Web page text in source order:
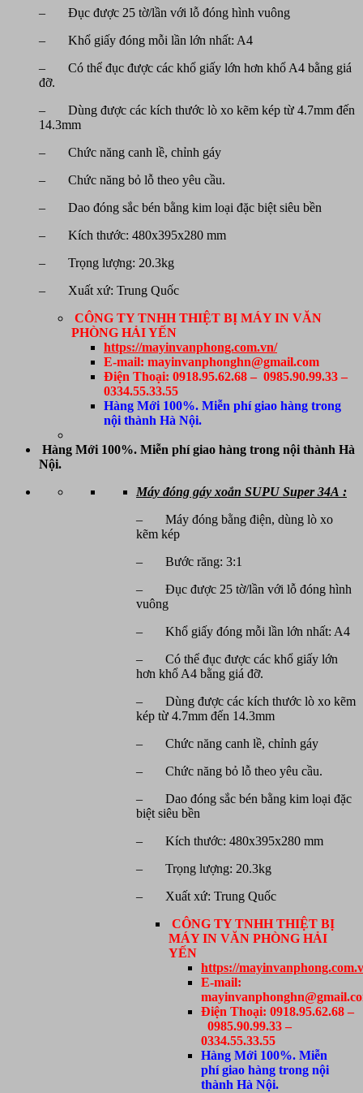
– Đục được 25 tờ/lần với lỗ đóng hình vuông
– Khổ giấy đóng mỗi lần lớn nhất: A4
– Có thể đục được các khổ giấy lớn hơn khổ A4 bằng giá
đỡ.
– Dùng được các kích thước lò xo kẽm kép từ 4.7mm đến
14.3mm
– Chức năng canh lề, chỉnh gáy
– Chức năng bỏ lỗ theo yêu cầu.
– Dao đóng sắc bén bằng kim loại đặc biệt siêu bền
– Kích thước: 480x395x280 mm
– Trọng lượng: 20.3kg
– Xuất xứ: Trung Quốc
CÔNG TY TNHH THIỆT BỊ MÁY IN VĂN
PHÒNG HẢI YẾN
https://mayinvanphong.com.vn/
E-mail: mayinvanphonghn@gmail.com
Điện Thoại: 0918.95.62.68 – 0985.90.99.33 –
0334.55.33.55
Hàng Mới 100%. Miễn phí giao hàng trong
nội thành Hà Nội.
Hàng Mới 100%. Miễn phí giao hàng trong nội thành Hà
Nội.
Máy đóng gáy xoắn SUPU Super 34A :
– Máy đóng bằng điện, dùng lò xo
kẽm kép
– Bước răng: 3:1
– Đục được 25 tờ/lần với lỗ đóng hình
vuông
– Khổ giấy đóng mỗi lần lớn nhất: A4
– Có thể đục được các khổ giấy lớn
hơn khổ A4 bằng giá đỡ.
– Dùng được các kích thước lò xo kẽm
kép từ 4.7mm đến 14.3mm
– Chức năng canh lề, chỉnh gáy
– Chức năng bỏ lỗ theo yêu cầu.
– Dao đóng sắc bén bằng kim loại đặc
biệt siêu bền
– Kích thước: 480x395x280 mm
– Trọng lượng: 20.3kg
– Xuất xứ: Trung Quốc
CÔNG TY TNHH THIỆT BỊ
MÁY IN VĂN PHÒNG HẢI
YẾN
https://
E-mail:
Điện Thoại: 0918.95.62.68 –
0985.90.99.33 –
0334.55.33.55
Hàng Mới 100%. Miễn
phí giao hàng trong nội
thành Hà Nội.